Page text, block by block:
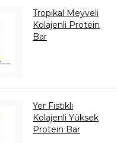
Tropikal Meyveli
Kolajenli Protein
Bar
Yer Fıstıklı
Kolajenli Yüksek
Protein Bar